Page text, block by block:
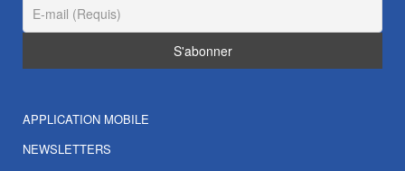
APPLICATION MOBILE
NEWSLETTERS